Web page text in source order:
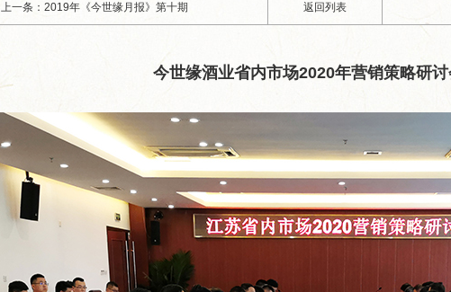
上一条：2019年《今世缘月报》第十期 返回列表
今世缘酒业省内市场2020年营销策略研